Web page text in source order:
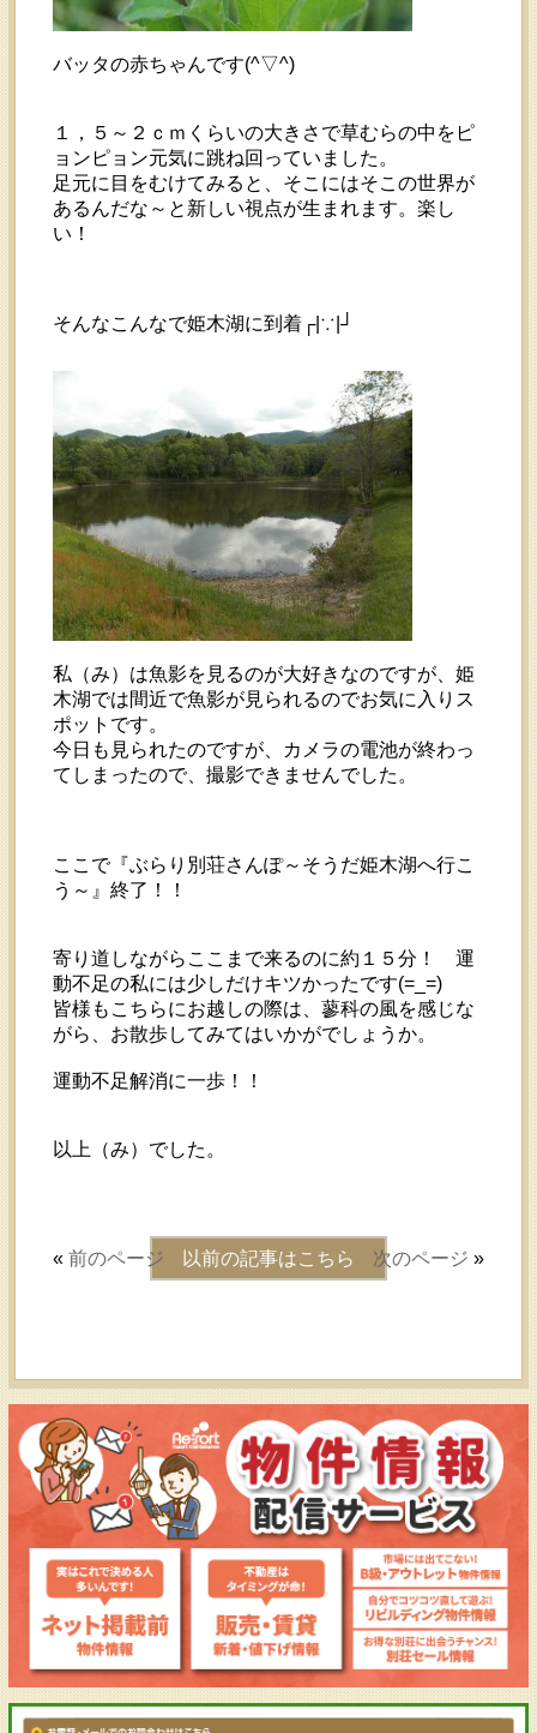
バッタの赤ちゃんです(^▽^)
１，５～２ｃｍくらいの大きさで草むらの中をピ
ョンピョン元気に跳ね回っていました。
足元に目をむけてみると、そこにはそこの世界が
あるんだな～と新しい視点が生まれます。楽し
い！
そんなこんなで姫木湖に到着┌|∵|┘
私（み）は魚影を見るのが大好きなのですが、姫
木湖では間近で魚影が見られるのでお気に入りス
ポットです。
今日も見られたのですが、カメラの電池が終わっ
てしまったので、撮影できませんでした。
ここで『ぶらり別荘さんぽ～そうだ姫木湖へ行こ
う～』終了！！
寄り道しながらここまで来るのに約１５分！ 運
動不足の私には少しだけキツかったです(=_=)
皆様もこちらにお越しの際は、蓼科の風を感じな
がら、お散歩してみてはいかがでしょうか。
運動不足解消に一歩！！
以上（み）でした。
« 前のページ 次のページ »
以前の記事はこちら